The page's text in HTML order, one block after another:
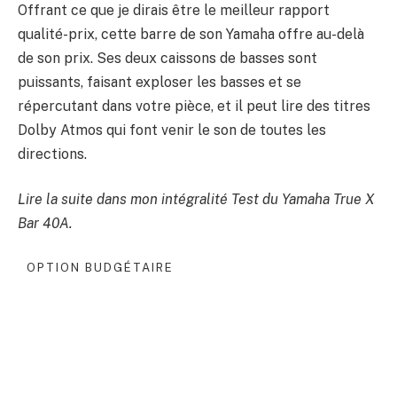
Offrant ce que je dirais être le meilleur rapport
qualité-prix, cette barre de son Yamaha offre au-delà
de son prix. Ses deux caissons de basses sont
puissants, faisant exploser les basses et se
répercutant dans votre pièce, et il peut lire des titres
Dolby Atmos qui font venir le son de toutes les
directions.
Lire la suite dans mon intégralité Test du Yamaha True X
Bar 40A.
OPTION BUDGÉTAIRE